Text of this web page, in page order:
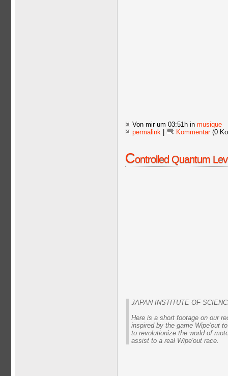
Von mir um 03:51h in musique
permalink
Kommentar(0
Controlled Quantum
JAPAN INSTITUTE OF
Here is a short footage on our
inspired by the game Wipe'out
to revolutionize the world of
assist to a real Wipe'out race.